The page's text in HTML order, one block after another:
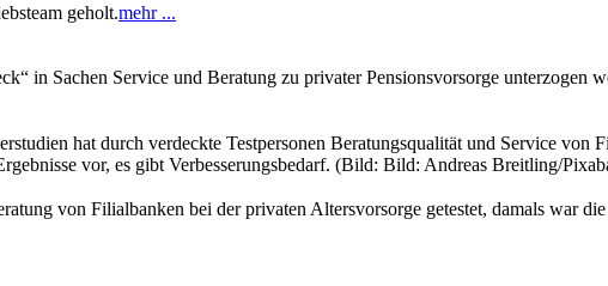
geholt.mehr ...
in Sachen Service und Beratung zu privater Pensionsvorsorge unterzogen
hat durch verdeckte Testpersonen Beratungsqualität und Service von
vor, es gibt Verbesserungsbedarf. (Bild: Bild: Andreas Breitling/
von Filialbanken bei der privaten Altersvorsorge getestet, damals war